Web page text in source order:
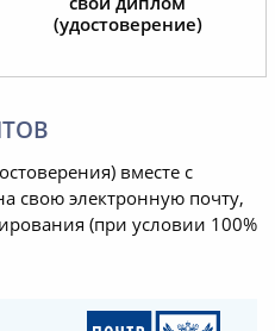
(удостоверение)
вместе с
свою электронную почту,
(при условии 100%